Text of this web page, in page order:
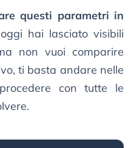
questi parametri in
hai lasciato visibili
non vuoi comparire
ti basta andare nelle
con tutte le